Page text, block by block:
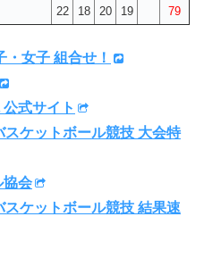
22 18 20 19 79
女子 組合せ！
式サイト
ケットボール競技 大会特
協会
ケットボール競技 結果速